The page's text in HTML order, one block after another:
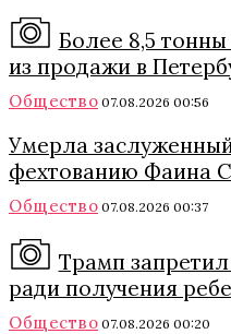
Более 8,5
из продажи в
Общество 07.08.2026 00:56
Умерла
фехтованию Фаина
Общество 07.08.2026 00:37
Трамп
ради получения
Общество 07.08.2026 00:20